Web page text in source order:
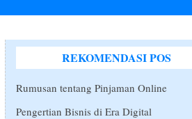
REKOMENDASI POS
Rumusan tentang Pinjaman Online
Pengertian Bisnis di Era Digital